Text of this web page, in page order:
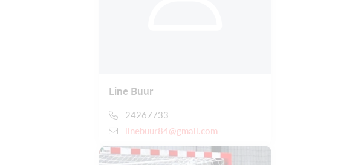
Line Buur
24267733
linebuur84@gmail.com